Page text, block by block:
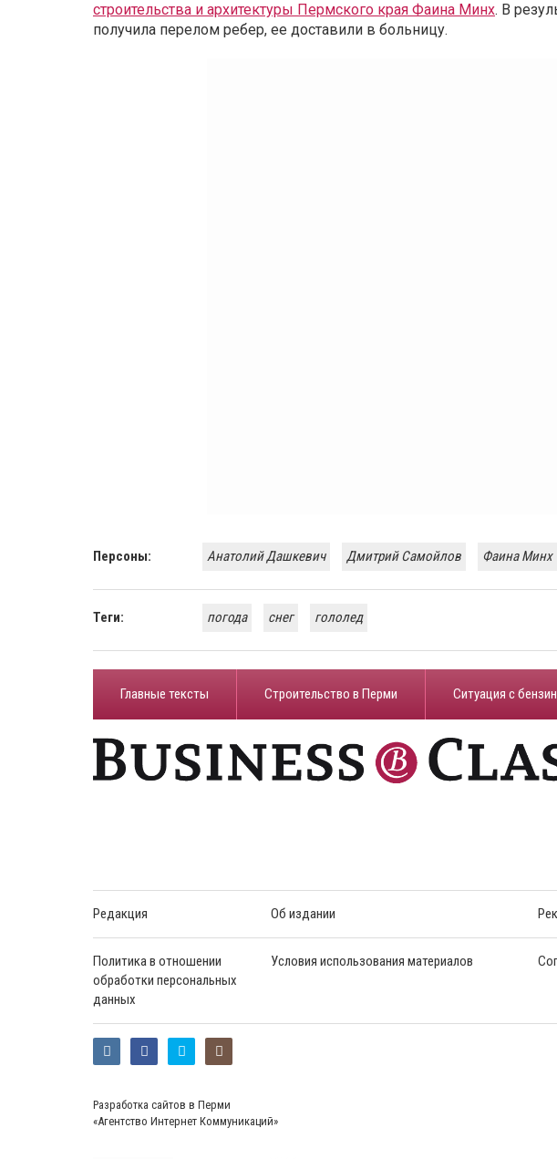
строительства и архитектуры Пермского края Фаина Минх. В
получила перелом ребер, ее доставили в больницу.
Персоны: Анатолий Дашкевич Дмитрий Самойлов Фаина Минх
Теги: погода снег гололед
Главные тексты Строительство в Перми ​Ситуация с
Редакция Об издании
Политика в отношении
обработки персональных
данных
Условия использования материалов
Разработка сайтов в Перми
«Агентство Интернет Коммуникаций»